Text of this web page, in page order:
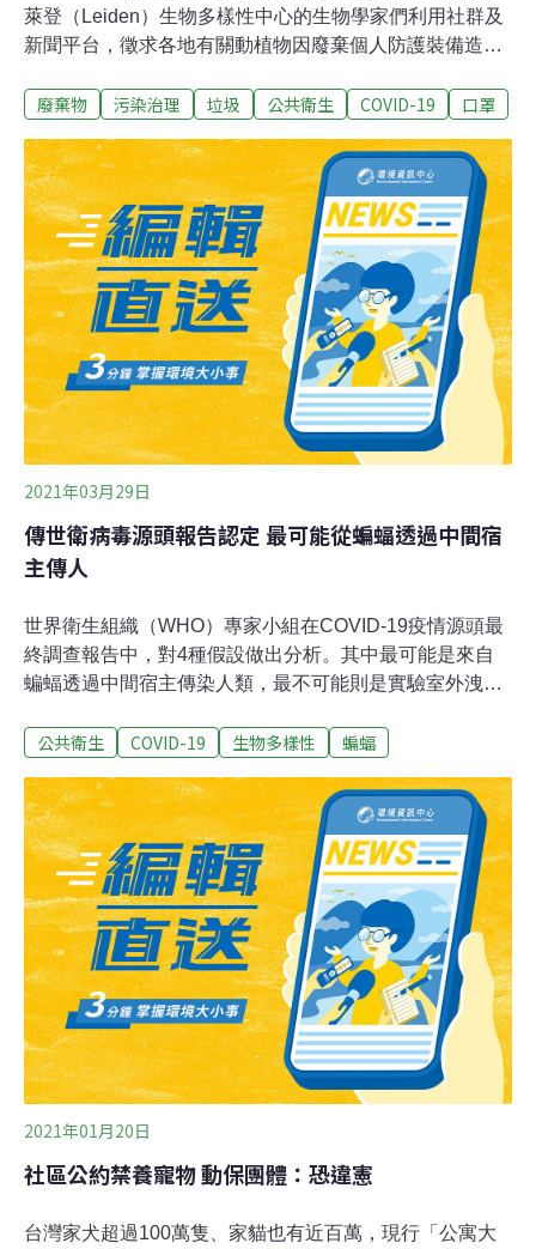
萊登（Leiden）生物多樣性中心的生物學家們利用社群及
新聞平台，徵求各地有關動植物因廢棄個人防護裝備造成
結果，廢棄醫療手套及拋棄性口罩正被多種動物誤食，或
巢。截至目前，已發現超過50個物種受到影響的案例，世
界各地的獸醫、觀鳥攝影師及動物救援中心都觀察到，
狗、猴子、刺蝟，甚至是企鵝都曾被纏在拋棄式器材中，
鳥類更以此來築巢。研究員認為，實際數字絕對龐大的許
多，幾乎整個動物界都因此受到衝擊。生物學家希姆特拉
（Auke-Florian Hiemstra）呼籲民眾開始配戴可重複用口
罩，「即使現在採取行動，口罩進入海洋也會持續至少百
年，依然長期影響野生動植物，且問題只會越發嚴重。」
廢棄物 污染治理 垃圾 公共衛生 COVID-19 口罩
2021年03月29日
傳世衛病毒源頭報告認定 最可能從蝙蝠透過中間宿
主傳人
世界衛生組織（WHO）專家小組在COVID-19疫情源頭最
終調查報告中，對4種假設做出分析。其中最可能是來自
蝙蝠透過中間宿主傳染人類，最不可能則是實驗室外洩。
問題。但檯面下關於這份報告的內容，各方激烈外交角力
本，世衛專家小組相信，引起COVID-19的SARS-CoV-2
病毒來自蝙蝠。他們檢視這種病毒直接從蝙蝠傳染給人類
的假設，結論是「可能至很可能」。報告寫道：「儘管在
蝙蝠身上曾發現和SARS-CoV-2關係最接近的病毒，但這
些蝙蝠病毒和SARS-CoV-2之間的演化距離估計有數十
年，暗示有遺失的環節⋯⋯透過中間宿主傳染（給人）的
假設，被認為很可能至非常可能」。但報告並未判定，最
早可能是哪種動物讓病毒可傳人。
公共衛生 COVID-19 生物多樣性 蝙蝠
2021年01月20日
社區公約禁養寵物 動保團體：恐違憲
台灣家犬超過100萬隻、家貓也有近百萬，現行「公寓大